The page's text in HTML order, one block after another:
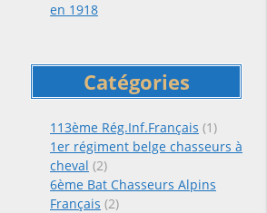
en 1918
Catégories
113ème Rég.Inf.Français (1)
1er régiment belge chasseurs à
cheval (2)
6ème Bat Chasseurs Alpins
Français (2)